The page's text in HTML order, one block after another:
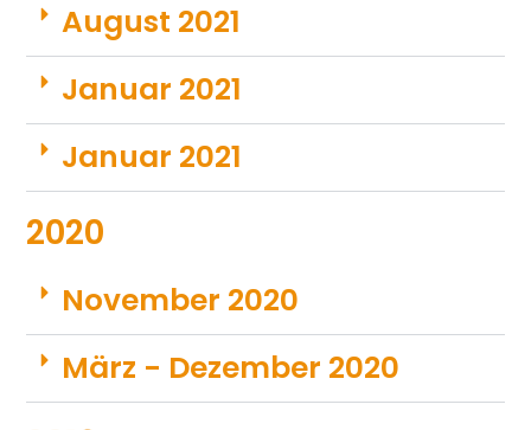
August 2021
Januar 2021
Januar 2021
2020
November 2020
März - Dezember 2020